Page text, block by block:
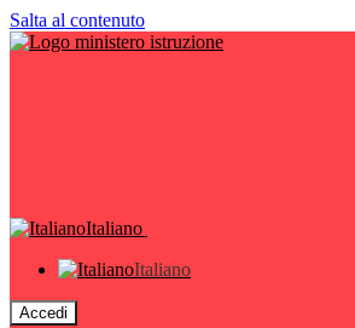
Salta al contenuto
Italiano
Italiano
Accedi